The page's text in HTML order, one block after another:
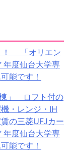
！ 「オリエン
度仙台大学専
能です！
棟」 ロフト付の
・レンジ・IH
の三菱UFJカー
年度仙台大学専
能です！